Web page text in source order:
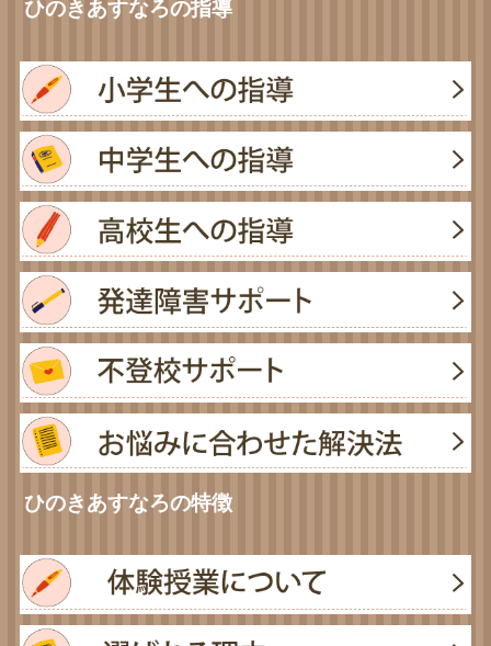
ひのきあすなろの指導
ひのきあすなろの特徴